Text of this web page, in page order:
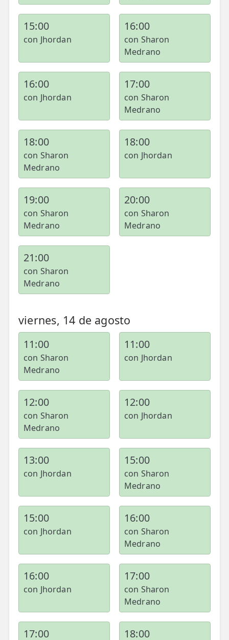
15:00
con Jhordan
16:00
con Sharon
Medrano
16:00
con Jhordan
17:00
con Sharon
Medrano
18:00
con Sharon
Medrano
18:00
con Jhordan
19:00
con Sharon
Medrano
20:00
con Sharon
Medrano
21:00
con Sharon
Medrano
viernes, 14 de agosto
11:00
con Sharon
Medrano
11:00
con Jhordan
12:00
con Sharon
Medrano
12:00
con Jhordan
13:00
con Jhordan
15:00
con Sharon
Medrano
15:00
con Jhordan
16:00
con Sharon
Medrano
16:00
con Jhordan
17:00
con Sharon
Medrano
17:00 18:00